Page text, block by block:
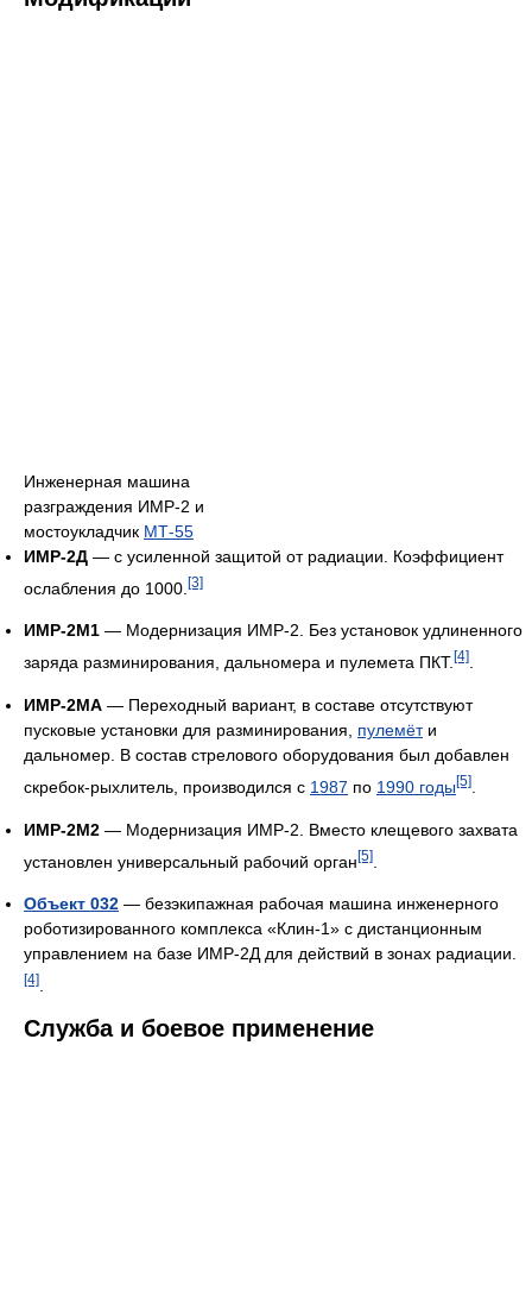
Инженерная машина
разграждения ИМР-2 и
мостоукладчик МТ-55
ИМР-2Д — с усиленной защитой от радиации. Коэффициент
ослабления до 1000. [3]
ИМР-2М1 — Модернизация ИМР-2. Без установок удлиненного
заряда разминирования, дальномера и пулемета ПКТ. [4]
ИМР-2МА — Переходный вариант, в составе отсутствуют
пусковые установки для разминирования, пулемёти
дальномер. В состав стрелового оборудования был добавлен
скребок-рыхлитель, производился с 1987 по 1990 годы[5]
ИМР-2М2 — Модернизация ИМР-2. Вместо клещевого захвата
установлен универсальный рабочий орган[5]
Объект 032 — безэкипажная рабочая машина инженерного
роботизированного комплекса «Клин-1» с дистанционным
управлением на базе ИМР-2Д для действий в зонах радиации.
[4]
Служба и боевое применение